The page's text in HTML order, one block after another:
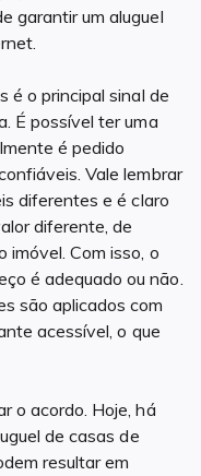
garantir um aluguel
é o principal sinal de
É possível ter uma
é pedido
Vale lembrar
diferentes e é claro
diferente, de
imóvel. Com isso, o
é adequado ou não.
são aplicados com
acessível, o que
o acordo. Hoje, há
de casas de
resultar em